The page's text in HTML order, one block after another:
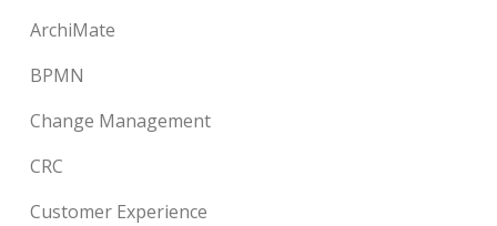
ArchiMate
BPMN
Change Management
CRC
Customer Experience